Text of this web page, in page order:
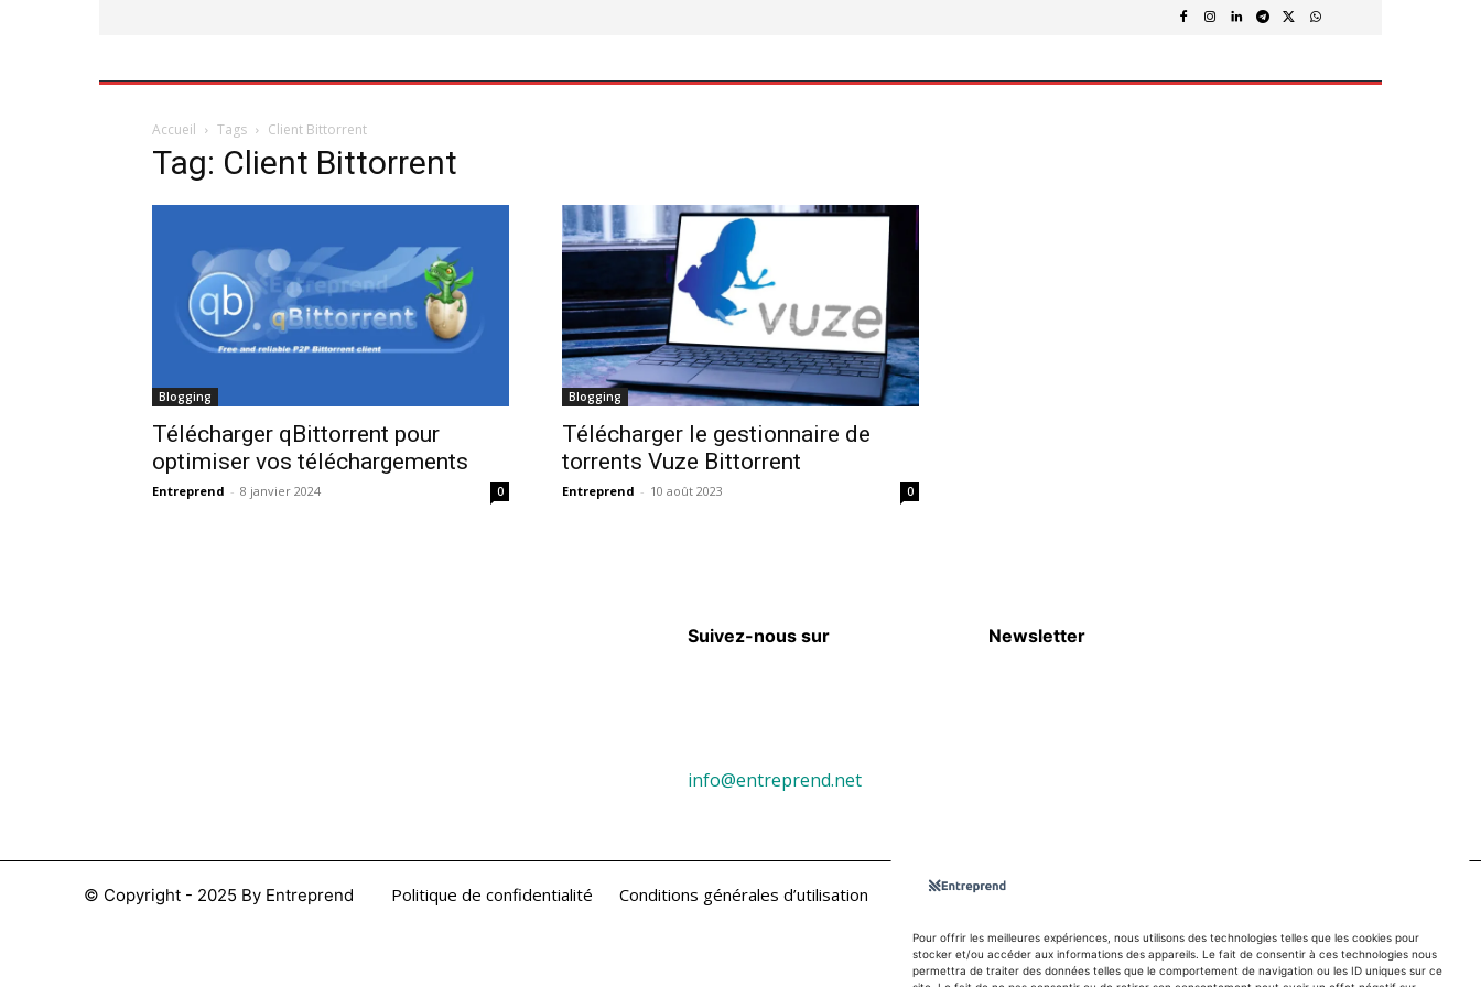
Pour offrir les meilleures expériences, nous utilisons des technologies telles que les cookies pour
stocker et/ou accéder aux informations des appareils. Le fait de consentir à ces technologies nous
permettra de traiter des données telles que le comportement de navigation ou les ID uniques sur ce
Accueil Tags Client Bittorrent
Tag: Client Bittorrent
Blogging
Télécharger qBittorrent pour
optimiser vos téléchargements
Entreprend - 8 janvier 2024 0
Blogging
Télécharger le gestionnaire de
torrents Vuze Bittorrent
Entreprend - 10 août 2023 0
Suivez-nous sur
info@entreprend.net
Newsletter
© Copyright - 2025 By Entreprend Politique de confidentialité Conditions générales d’utilisation Contact